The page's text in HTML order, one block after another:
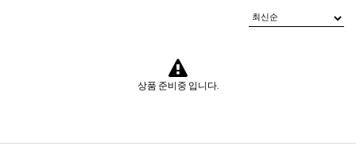
상품 준비중 입니다.